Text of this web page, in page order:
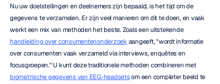
Nu uw doelstellingen en deelnemers zijn bepaald, is het tijd om de
gegevens te verzamelen. Er zijn veel manieren om dit te doen, en vaak
werkt een mix van methoden het beste. Zoals een uitstekende
handleiding over consumentenonderzoek aangeeft, "wordt informatie
over consumenten vaak verzameld via interviews, enquêtes en
focusgroepen." U kunt deze traditionele methoden combineren met
biometrische gegevens van EEG-headsets om een completer beeld te